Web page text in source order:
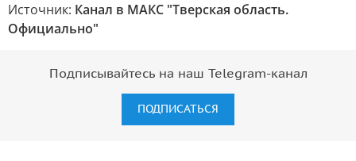
Источник: Канал в МАКС "Тверская область.
Официально"
Подписывайтесь на наш Telegram-канал
ПОДПИСАТЬСЯ